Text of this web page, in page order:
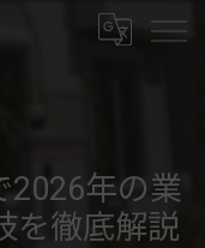
2026年の業
を徹底解説